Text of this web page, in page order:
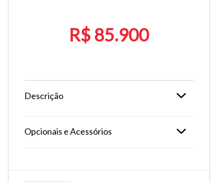
R$ 85.900
Descrição
Opcionais e Acessórios